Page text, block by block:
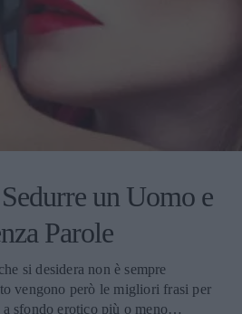
un Uomo e
Parole
si desidera non è sempre
vengono però le migliori frasi per
sfondo erotico più o meno